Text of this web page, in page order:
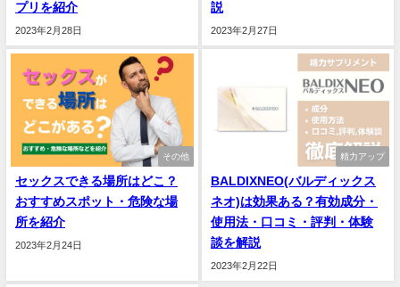
プリを紹介
2023年2月28日
説
2023年2月27日
その他
セックスできる場所はどこ？
おすすめスポット・危険な場
所を紹介
2023年2月24日
精力アップ
BALDIXNEO(バルディックス
ネオ)は効果ある？有効成分・
使用法・口コミ・評判・体験
談を解説
2023年2月22日